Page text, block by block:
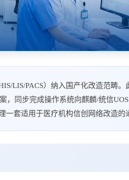
LIS/PACS）纳入国产化改造范畴
同步完成操作系统向麒麟/统信UOS
套适用于医疗机构信创网络改造的